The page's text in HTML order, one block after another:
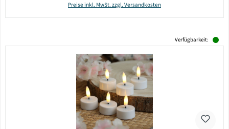
Preise inkl. MwSt. zzgl. Versandkosten
Verfügbarkeit: